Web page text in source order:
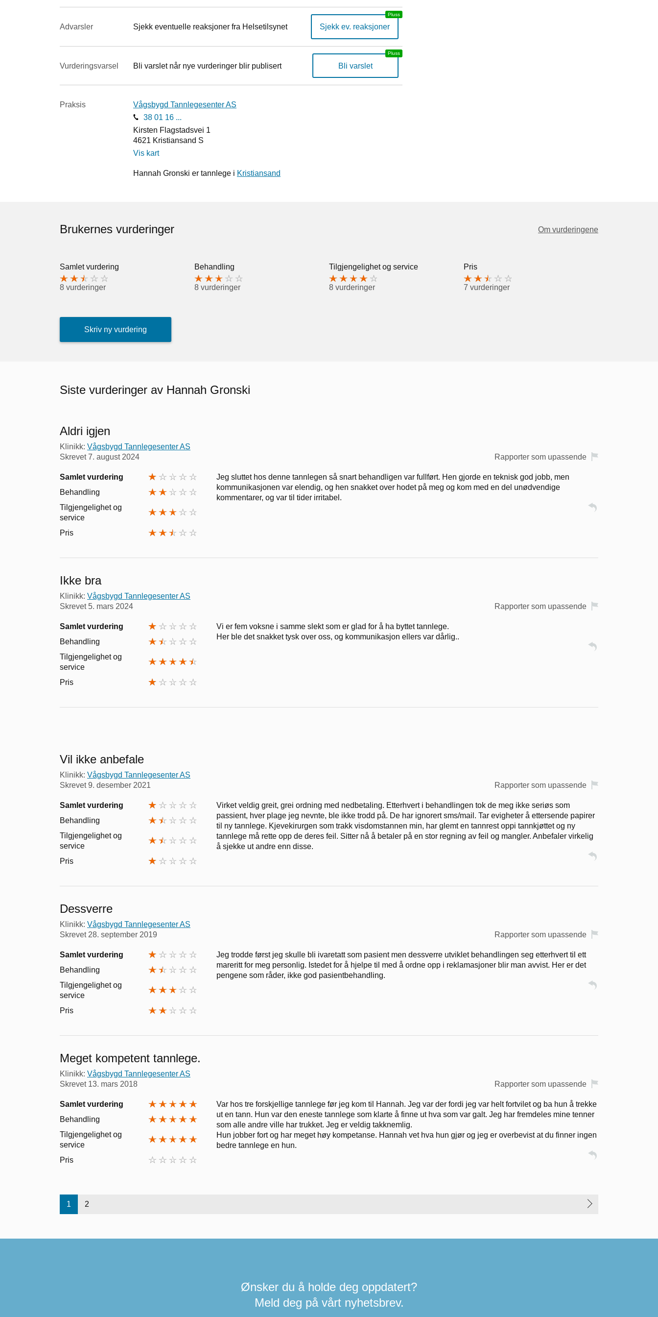
Advarsler Sjekk eventuelle reaksjoner fra Helsetilsynet Sjekk ev. reaksjoner
Vurderings­varsel Bli varslet når nye vurderinger blir publisert Bli varslet
Praksis
Vågsbygd Tannlegesenter AS
38 01 16 ...
Kirsten Flagstadsvei 1
4621 Kristiansand S
Vis kart
Hannah Gronski er tannlege i Kristiansand
Brukernes vurderinger Om vurderingene
Samlet vurdering
8 vurderinger
Behandling
8 vurderinger
Tilgjengelighet og service
8 vurderinger
Pris
7 vurderinger
Skriv ny vurdering
Siste vurderinger av Hannah Gronski
Aldri igjen
Klinikk: Vågsbygd Tannlegesenter AS
Skrevet7. august 2024 Rapporter som upassende
Samlet vurdering
Behandling
Tilgjengelighet og
service
Pris
Jeg sluttet hos denne tannlegen så snart behandligen var fullført. Hen gjorde en teknisk god jobb, men
kommunikasjonen var elendig, og hen snakket over hodet på meg og kom med en del unødvendige
kommentarer, og var til tider irritabel.
Ikke bra
Klinikk: Vågsbygd Tannlegesenter AS
Skrevet 5. mars 2024 Rapporter som upassende
Samlet vurdering
Behandling
Tilgjengelighet og
service
Pris
Vi er fem voksne i samme slekt som er glad for å ha byttet tannlege.
Her ble det snakket tysk over oss, og kommunikasjon ellers var dårlig..
Vil ikke anbefale
Klinikk: Vågsbygd Tannlegesenter AS
Skrevet9. desember 2021 Rapporter som upassende
Samlet vurdering
Behandling
Tilgjengelighet og
service
Pris
Virket veldig greit, grei ordning med nedbetaling. Etterhvert i behandlingen tok de meg ikke seriøs som
passient, hver plage jeg nevnte, ble ikke trodd på. De har ignorert sms/mail. Tar evigheter å ettersende papirer
til ny tannlege. Kjevekirurgen som trakk visdomstannen min, har glemt en tannrest oppi tannkjøttet og ny
tannlege må rette opp de deres feil. Sitter nå å betaler på en stor regning av feil og mangler. Anbefaler virkelig
å sjekke ut andre enn disse.
Dessverre
Klinikk: Vågsbygd Tannlegesenter AS
Skrevet 28. september 2019 Rapporter som upassende
Samlet vurdering
Behandling
Tilgjengelighet og
service
Pris
Jeg trodde først jeg skulle bli ivaretatt som pasient men dessverre utviklet behandlingen seg etterhvert til ett
mareritt for meg personlig. Istedet for å hjelpe til med å ordne opp i reklamasjoner blir man avvist. Her er det
pengene som råder, ikke god pasientbehandling.
Meget kompetent tannlege.
Klinikk: Vågsbygd Tannlegesenter AS
Skrevet 13. mars 2018 Rapporter som upassende
Samlet vurdering
Behandling
Tilgjengelighet og
service
Pris
Var hos tre forskjellige tannlege før jeg kom til Hannah. Jeg var der fordi jeg var helt fortvilet og ba hun å trekke
ut en tann. Hun var den eneste tannlege som klarte å finne ut hva som var galt. Jeg har fremdeles mine tenner
som alle andre ville har trukket. Jeg er veldig takknemlig.
Hun jobber fort og har meget høy kompetanse. Hannah vet hva hun gjør og jeg er overbevist at du finner ingen
bedre tannlege en hun.
1 2
Ønsker du å holde deg oppdatert?
Meld deg på vårt nyhetsbrev.